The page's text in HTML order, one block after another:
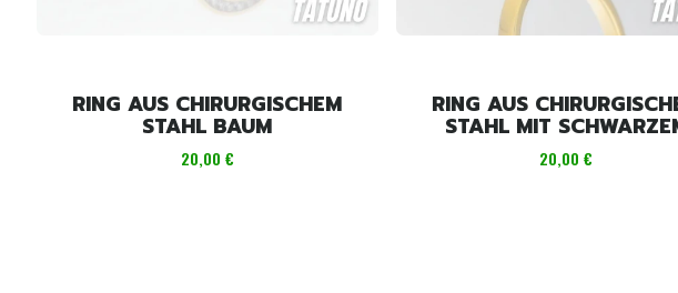
RING AUS CHIRURGISCHEM
STAHL BAUM
Preis
20,00 €
RING AUS
STAHL MIT
HERZEN
Preis
20,00 €